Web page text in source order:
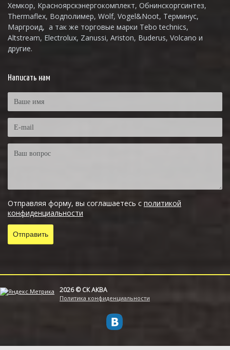
Хемкор, Красноярскэнергокомплект, Обнинскоргсинтез,
Thermaflex, Водполимер, Wolf, Vogel&Noot, Терминус,
Маргроид, а так же торговые марки Tebo technics,
Altstream, Electrolux, Zanussi, Ariston, Buderus, Volcano и
другие.
Написать нам
Отправляя форму, вы соглашаетесь с политикой
конфиденциальности
2026 © СК АКВА
Политика конфиденциальности